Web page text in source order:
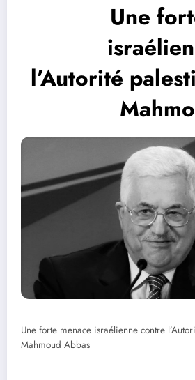
Une
l’Autorité
Une forte menace israélienne contre
Mahmoud Abbas